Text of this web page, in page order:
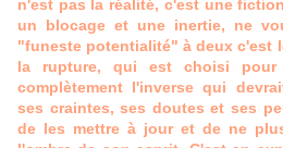
n'est pas la réalité, c'est une
un blocage et une inertie, ne
"funeste potentialité" à deux c'est
la rupture, qui est choisi
complètement l'inverse qui
ses craintes, ses doutes et ses
de les mettre à jour et de ne